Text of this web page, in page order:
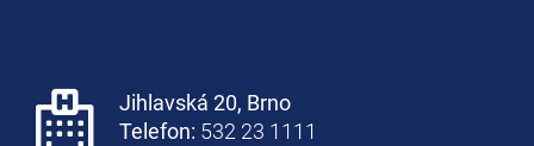
Jihlavská 20, Brno
Telefon: 532 23 1111